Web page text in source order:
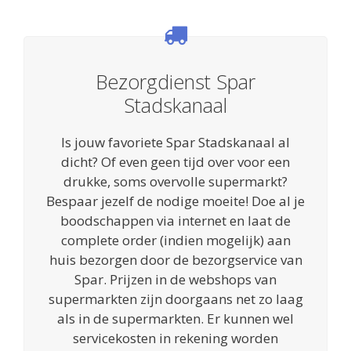
Bezorgdienst Spar
Stadskanaal
Is jouw favoriete Spar Stadskanaal al
dicht? Of even geen tijd over voor een
drukke, soms overvolle supermarkt?
Bespaar jezelf de nodige moeite! Doe al je
boodschappen via internet en laat de
complete order (indien mogelijk) aan
huis bezorgen door de bezorgservice van
Spar. Prijzen in de webshops van
supermarkten zijn doorgaans net zo laag
als in de supermarkten. Er kunnen wel
servicekosten in rekening worden